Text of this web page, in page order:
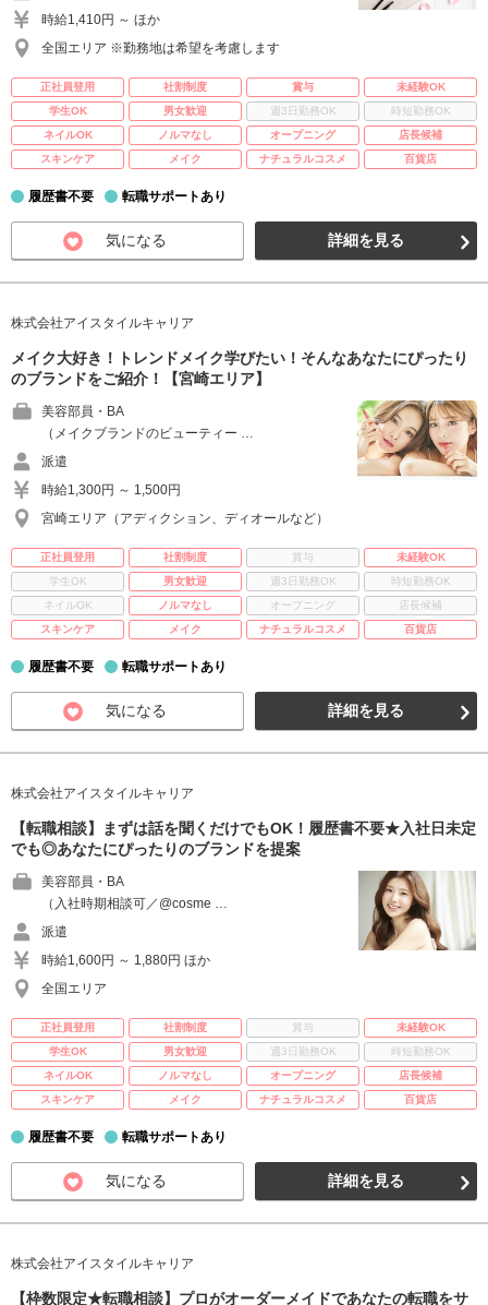
時給1,410円 ～ ほか
全国エリア ※勤務地は希望を考慮します
正社員登用 社割制度 賞与
未経験OK
学生OK
男女歓迎 週3日勤務OK
時短勤務OK
ネイルOK
ノルマなし オープニング
店長候補
スキンケア
メイク ナチュラルコスメ 百貨店
履歴書不要 転職サポートあり
気になる 詳細を見る
株式会社アイスタイルキャリア
メイク大好き！トレンドメイク学びたい！そんなあなたにぴったり
のブランドをご紹介！【宮崎エリア】
美容部員・BA
（メイクブランドのビューティー …
派遣
時給1,300円 ～ 1,500円
宮崎エリア（アディクション、ディオールなど）
正社員登用 社割制度 賞与
未経験OK
学生OK
男女歓迎 週3日勤務OK
時短勤務OK
ネイルOK
ノルマなし オープニング
店長候補
スキンケア
メイク ナチュラルコスメ 百貨店
履歴書不要 転職サポートあり
気になる 詳細を見る
株式会社アイスタイルキャリア
【転職相談】まずは話を聞くだけでもOK！履歴書不要★入社日未定
でも◎あなたにぴったりのブランドを提案
美容部員・BA
（入社時期相談可／@cosme …
派遣
時給1,600円 ～ 1,880円 ほか
全国エリア
正社員登用 社割制度 賞与
未経験OK
学生OK
男女歓迎 週3日勤務OK
時短勤務OK
ネイルOK
ノルマなし オープニング
店長候補
スキンケア
メイク ナチュラルコスメ 百貨店
履歴書不要 転職サポートあり
気になる 詳細を見る
株式会社アイスタイルキャリア
【枠数限定★転職相談】プロがオーダーメイドであなたの転職をサ